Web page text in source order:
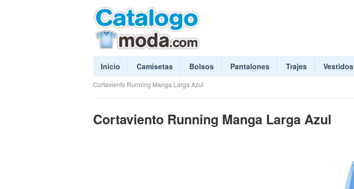
Inicio Camisetas Bolsos Pantalones Trajes Vestidos
Cortaviento Running Manga Larga Azul
Cortaviento Running Manga Larga Azul